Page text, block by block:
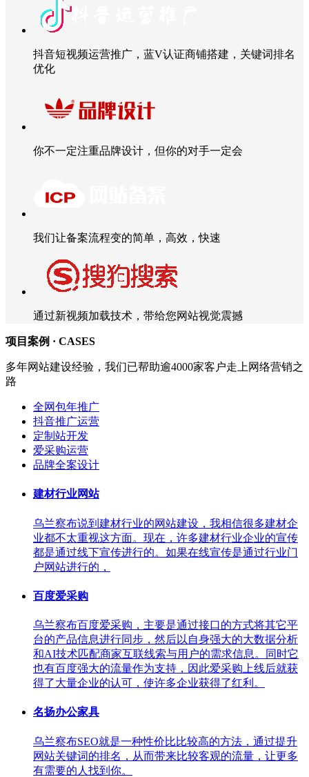
抖音短视频运营推广，蓝V认证商铺搭建，关键词排名
优化
你不一定注重品牌设计，但你的对手一定会
我们让备案流程变的简单，高效，快速
通过新视频加载技术，带给您网站视觉震撼
项目案例 · CASES
多年网站建设经验，我们已帮助逾4000家客户走上网络营销之
路
全网包年推广
抖音推广运营
定制站开发
爱采购运营
品牌全案设计
建材行业网站
乌兰察布说到建材行业的网站建设，我相信很多建材企
业都不太重视这方面。现在，许多建材行业企业的宣传
都是通过线下宣传进行的。如果在线宣传是通过行业门
户网站进行的，
百度爱采购
乌兰察布百度爱采购，主要是通过接口的方式将其它平
台的产品信息进行同步，然后以自身强大的大数据分析
和AI技术匹配商家互联线索与用户的需求信息。同时它
也有百度强大的流量作为支持，因此爱采购上线后就获
得了大量企业的认可，使许多企业获得了红利。
名扬办公家具
乌兰察布SEO就是一种性价比比较高的方法，通过提升
网站关键词的排名，从而带来比较客观的流量，让更多
有需要的人找到你。